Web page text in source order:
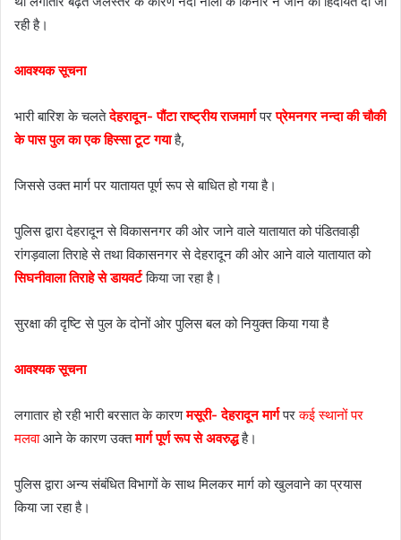
रही है।
आवश्यक सूचना
भारी बारिश के चलतेदेहरादून- पौंटा राष्ट्रीय राजमार्गपरप्रेमनगर नन्दा की चौकी
के पास पुल का एक हिस्सा टूट गया है,
जिससे उक्त मार्ग पर यातायत पूर्ण रूप से बाधित हो गया है।
पुलिस द्वारा देहरादून से विकासनगर की ओर जाने वाले यातायात को पंडितवाड़ी
रांगड़वाला तिराहे से तथा विकासनगर से देहरादून की ओर आने वाले यातायात को
सिघनीवाला तिराहे से डायवर्टकिया जा रहा है।
सुरक्षा की दृष्टि से पुल के दोनों ओर पुलिस बल को नियुक्त किया गया है
आवश्यक सूचना
लगातार हो रही भारी बरसात के कारणमसूरी- देहरादून मार्गपरकई स्थानों पर
मलवाआने के कारण उक्तमार्ग पूर्ण रूप से अवरुद्ध है।
पुलिस द्वारा अन्य संबंधित विभागों के साथ मिलकर मार्ग को खुलवाने का प्रयास
किया जा रहा है।